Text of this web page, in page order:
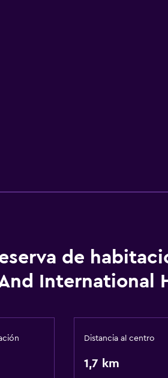
de
International
Distancia al centro
1,7 km